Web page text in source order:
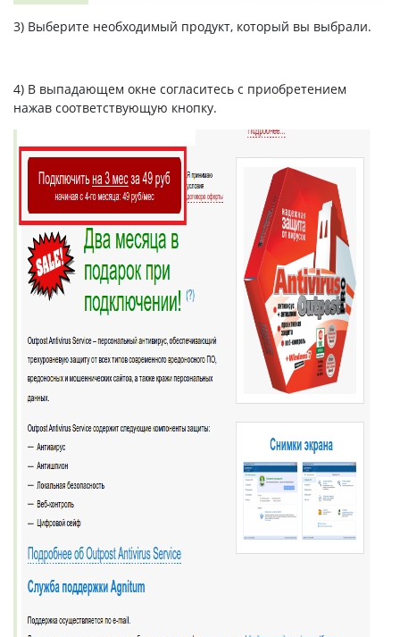
3) Выберите необходимый продукт, который вы выбрали.
4) В выпадающем окне согласитесь с приобретением
нажав соответствующую кнопку.